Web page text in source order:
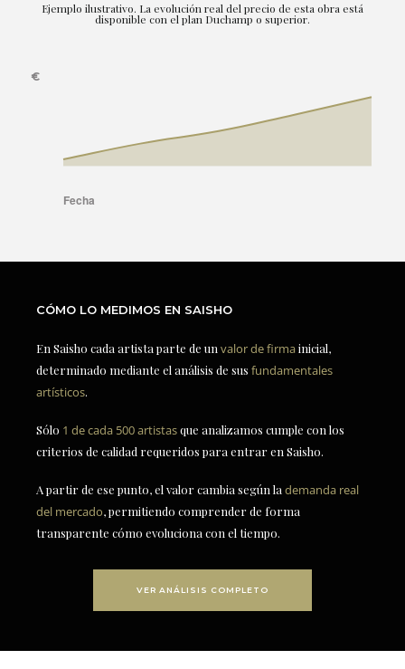
Ejemplo ilustrativo. La evolución real del precio de esta obra está
disponible con el plan Duchamp o superior.
CÓMO LO MEDIMOS EN SAISHO
En Saisho cada artista parte de un valor de firmainicial,
determinado mediante el análisis de sus fundamentales
artísticos.
Sólo 1 de cada 500 artistasque analizamos cumple con los
criterios de calidad requeridos para entrar en Saisho.
A partir de ese punto, el valor cambia según la demanda real
del mercado, permitiendo comprender de forma
transparente cómo evoluciona con el tiempo.
VER ANÁLISIS COMPLETO